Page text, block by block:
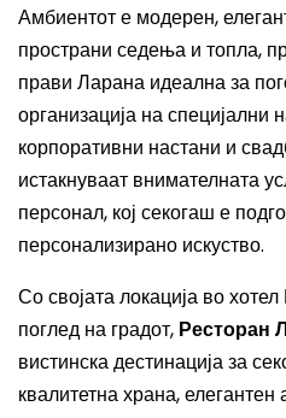
Амбиентот е модерен,
пространи седења и топла,
прави Ларана идеална за
организација на специјални
корпоративни настани и
истакнуваат внимателната
персонал, кој секогаш е
персонализирано искуство.
Со својата локација во
поглед на градот, Ресторан
вистинска дестинација за
квалитетна храна,